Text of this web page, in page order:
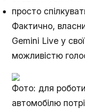
просто
Фактично,
Gemini Live у
можливістю
Фото: для
автомобілю